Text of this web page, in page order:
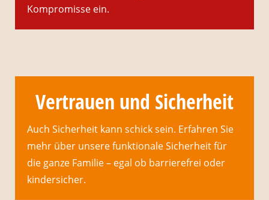
Kompromisse ein.
Vertrauen und Sicherheit
Auch Sicherheit kann schick sein. Erfahren Sie
mehr über unsere funktionale Sicherheit für
die ganze Familie – egal ob barrierefrei oder
kindersicher.